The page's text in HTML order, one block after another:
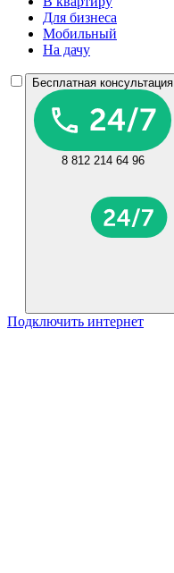
Для бизнеса
Мобильный
На дачу
Бесплатная консультация
8 812 214 64 96
Подключить интернет